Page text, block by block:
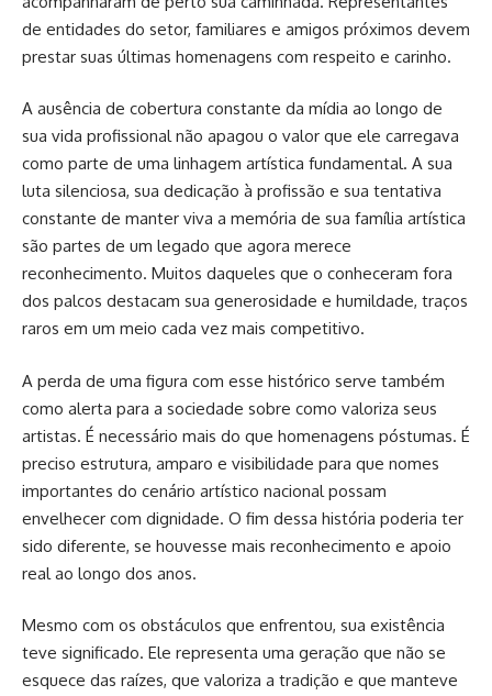
de entidades do setor, familiares e amigos próximos devem
prestar suas últimas homenagens com respeito e carinho.
A ausência de cobertura constante da mídia ao longo de
sua vida profissional não apagou o valor que ele carregava
como parte de uma linhagem artística fundamental. A sua
luta silenciosa, sua dedicação à profissão e sua tentativa
constante de manter viva a memória de sua família artística
são partes de um legado que agora merece
reconhecimento. Muitos daqueles que o conheceram fora
dos palcos destacam sua generosidade e humildade, traços
raros em um meio cada vez mais competitivo.
A perda de uma figura com esse histórico serve também
como alerta para a sociedade sobre como valoriza seus
artistas. É necessário mais do que homenagens póstumas. É
preciso estrutura, amparo e visibilidade para que nomes
importantes do cenário artístico nacional possam
envelhecer com dignidade. O fim dessa história poderia ter
sido diferente, se houvesse mais reconhecimento e apoio
real ao longo dos anos.
Mesmo com os obstáculos que enfrentou, sua existência
teve significado. Ele representa uma geração que não se
esquece das raízes, que valoriza a tradição e que manteve